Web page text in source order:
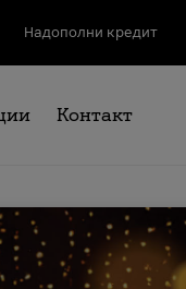
Надополни кредит
Контакт